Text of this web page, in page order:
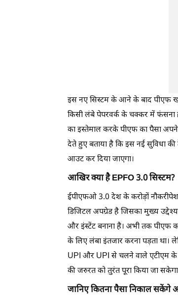
इस नए सिस्टम के आने के बाद पीएफ
किसी लंबे पेपरवर्क के चक्कर में फंसना
का इस्तेमाल करके पीएफ का पैसा अपने
देते हुए बताया है कि इस नई सुविधा
आउट कर दिया जाएगा।
आखिर क्या है EPFO 3.0 सिस्टम?
ईपीएफओ 3.0 देश के करोड़ों
डिजिटल अपग्रेड है जिसका मुख्य
और इंस्टेंट बनाना है। अभी तक पीएफ
के लिए लंबा इंतजार करना पड़ता था।
UPI और UPI से चलने वाले एटीएम
की जरुरत को तुरंत पूरा किया जा
जानिए कितना पैसा निकाल सकेंगे